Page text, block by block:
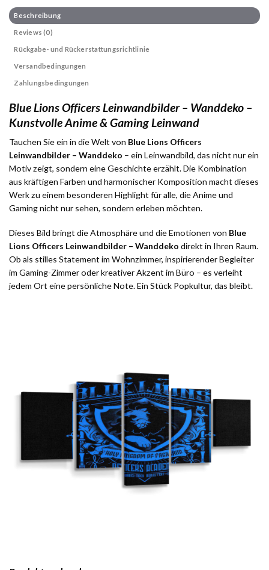
Beschreibung
Reviews (0)
Rückgabe- und Rückerstattungsrichtlinie
Versandbedingungen
Zahlungsbedingungen
Blue Lions Officers Leinwandbilder – Wanddeko –
Kunstvolle Anime & Gaming Leinwand
Tauchen Sie ein in die Welt von Blue Lions Officers
Leinwandbilder – Wanddeko – ein Leinwandbild, das nicht nur ein
Motiv zeigt, sondern eine Geschichte erzählt. Die Kombination
aus kräftigen Farben und harmonischer Komposition macht dieses
Werk zu einem besonderen Highlight für alle, die Anime und
Gaming nicht nur sehen, sondern erleben möchten.
Dieses Bild bringt die Atmosphäre und die Emotionen von Blue
Lions Officers Leinwandbilder – Wanddeko direkt in Ihren Raum.
Ob als stilles Statement im Wohnzimmer, inspirierender Begleiter
im Gaming-Zimmer oder kreativer Akzent im Büro – es verleiht
jedem Ort eine persönliche Note. Ein Stück Popkultur, das bleibt.